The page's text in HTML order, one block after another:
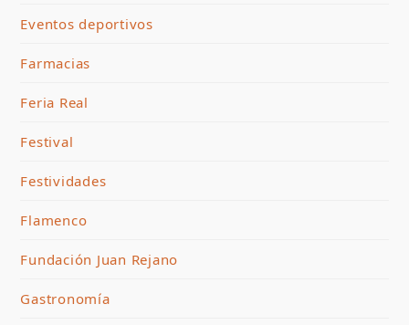
Eventos deportivos
Farmacias
Feria Real
Festival
Festividades
Flamenco
Fundación Juan Rejano
Gastronomía